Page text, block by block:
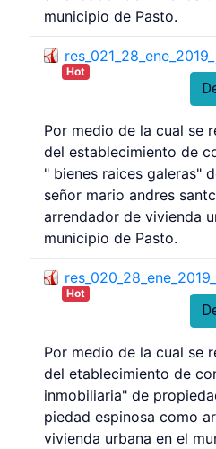
municipio de Pasto.
Hot
Por medio de la cual se
del establecimiento de
" bienes raices galeras"
señor mario andres
arrendador de vivienda
municipio de Pasto.
Hot
Por medio de la cual se
del etablecimiento de
inmobiliaria" de
piedad espinosa como
vivienda urbana en el